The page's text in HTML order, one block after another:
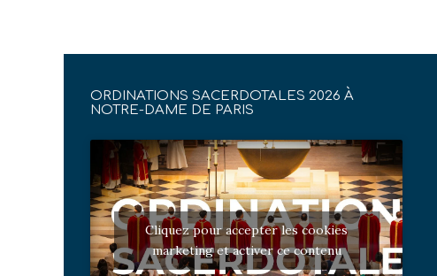
ORDINATIONS SACERDOTALES 2026 À
NOTRE-DAME DE PARIS
Cliquez pour accepter les cookies
marketing et activer ce contenu